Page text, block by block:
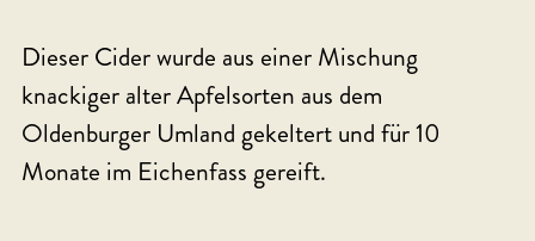
Dieser Cider wurde aus einer Mischung
knackiger alter Apfelsorten aus dem
Oldenburger Umland gekeltert und für 10
Monate im Eichenfass gereift.